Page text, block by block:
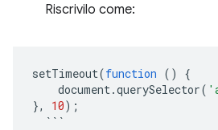
Riscrivilo come:
setTimeout(function ()
{
document .querySelector(
},
10);
```